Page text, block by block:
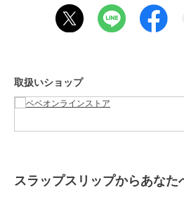
記念日やお出かけにもぴったりな、主役
心地を叶えました。
袖やスカートの外側には、繊細で透明感
す。
取扱いショップ
スラップスリップからあなた